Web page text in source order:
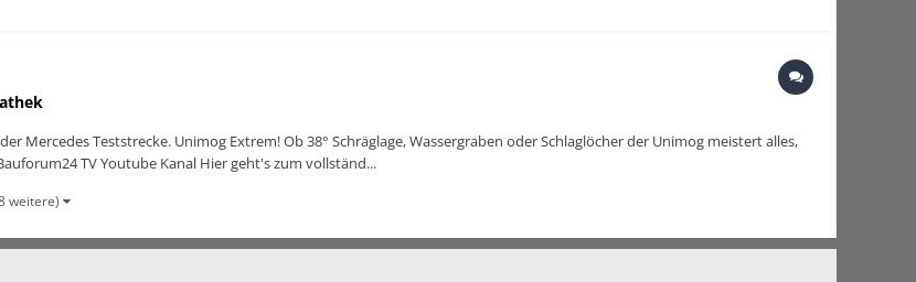
Mercedes Teststrecke. Unimog Extrem! Ob 38° Schräglage, Wassergraben oder Schlaglöcher der Unimog meistert alles,
TV Youtube Kanal Hier geht's zum vollständ...
weitere)